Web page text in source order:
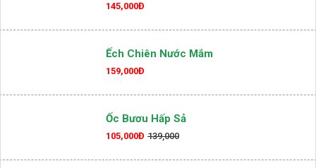
145,000Đ
Ếch Chiên Nước Mắm
159,000Đ
Ốc Bươu Hấp Sả
105,000Đ 139,000